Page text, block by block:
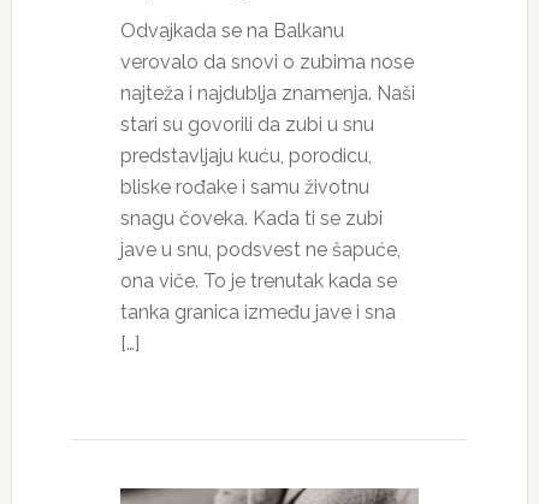
Odvajkada se na Balkanu
verovalo da snovi o zubima nose
najteža i najdublja znamenja. Naši
stari su govorili da zubi u snu
predstavljaju kuću, porodicu,
bliske rođake i samu životnu
snagu čoveka. Kada ti se zubi
jave u snu, podsvest ne šapuće,
ona viče. To je trenutak kada se
tanka granica između jave i sna
[…]